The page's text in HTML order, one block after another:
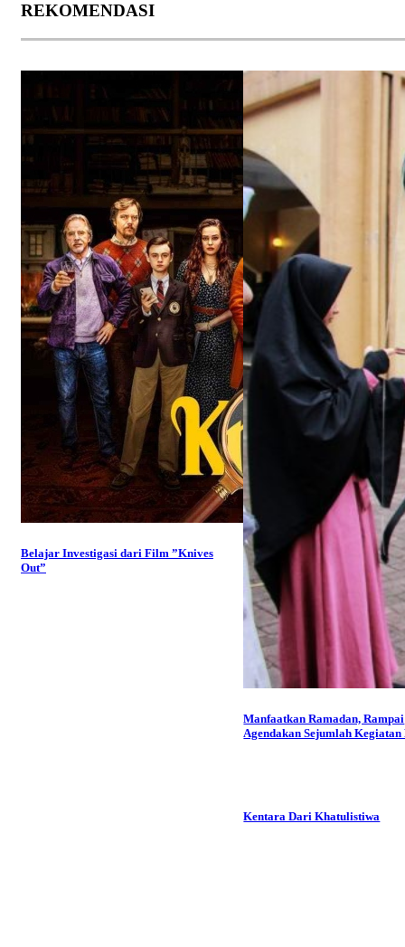
REKOMENDASI
Belajar Investigasi dari Film ”Knives
Out”
Manfaatkan Ramadan, Rampai
Agendakan Sejumlah Kegiatan
Kentara Dari Khatulistiwa